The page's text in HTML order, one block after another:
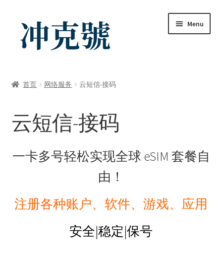
navigation
content
Menu
YouTube会员
礼品卡锁卡注意事项
首页 网络服务 云短信-接码
云短信-接码
一卡多号轻松实现全球 eSIM 套餐自
由！
注册各种账户、软件、游戏、应用
安全|稳定|保号